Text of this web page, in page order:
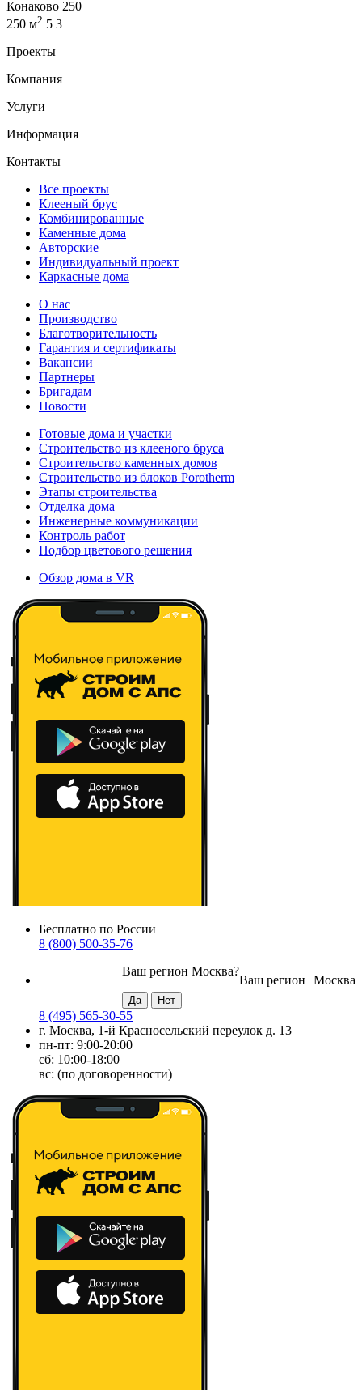
Конаково 250
250 м2 5 3
Проекты
Компания
Услуги
Информация
Контакты
Все проекты
Клееный брус
Комбинированные
Каменные дома
Авторские
Индивидуальный проект
Каркасные дома
О нас
Производство
Благотворительность
Гарантия и сертификаты
Вакансии
Партнеры
Бригадам
Новости
Готовые дома и участки
Строительство из клееного бруса
Строительство каменных домов
Строительство из блоков Porotherm
Этапы строительства
Отделка дома
Инженерные коммуникации
Контроль работ
Подбор цветового решения
Обзор дома в VR
Бесплатно по России
8 (800) 500-35-76
Москва
Ваш регион
Ваш регион Москва?
8 (495) 565-30-55
г. Москва, 1-й Красносельский переулок д. 13
пн-пт: 9:00-20:00
сб: 10:00-18:00
вс: (по договоренности)